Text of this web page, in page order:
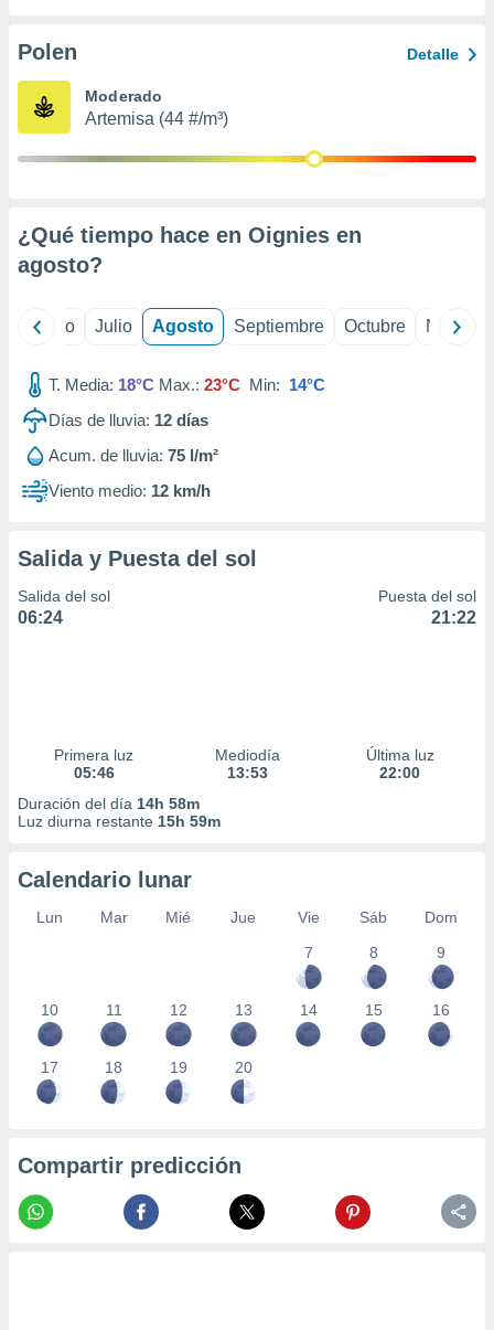
e
mediante
de
1199
Polen Detalle
Moderado
Artemisa (44 #/m³)
¿Qué tiempo hace en Oignies en
agosto?
Junio Julio Agosto Septiembre Octubre
T. Media: 18°C Max.: 23°C Min: 14°C
Días de lluvia: 12 días
Acum. de lluvia: 75 l/m²
Viento medio: 12 km/h
Salida y Puesta del sol
Salida del sol
06:24
Puesta del sol
21:22
Primera luz
05:46
Mediodía
13:53
Última luz
22:00
Duración del día 14h 58m
Luz diurna restante 15h 59m
Calendario lunar
Lun Mar Mié Jue Vie Sáb
Dom
7
8 9
10 11 12 13 14 15 16
17 18 19 20
Compartir predicción